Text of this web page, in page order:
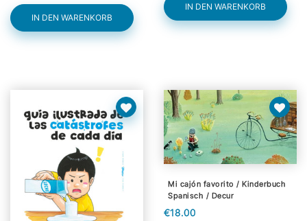
IN DEN WARENKORB
IN DEN WARENKORB
Mi cajón favorito / Kinderbuch
Spanisch / Decur
€18.00